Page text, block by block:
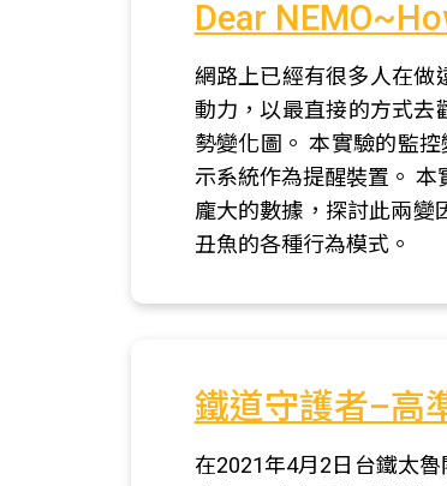
Dear
網路上已經有很多人在做
動力，以最直接的方式去
勢變化圖。 本實驗的監
示系統作為提醒裝置。
龐大的數據，探討此兩變
丑魚的各種行為模式。
鐵道守護者–高
在2021年4月2日台鐵太